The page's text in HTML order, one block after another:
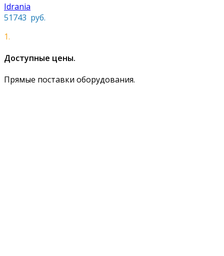
Idrania
51743 руб.
1.
Доступные цены.
Прямые поставки оборудования.